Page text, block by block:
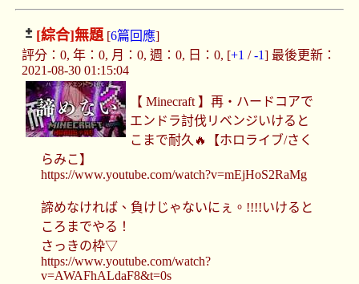
[綜合]無題[6篇回應]
評分：0, 年：0, 月：0, 週：0, 日：0, [+1 /-1] 最後更新：
2021-08-30 01:15:04
【 Minecraft 】再・ハードコアで
エンドラ討伐リベンジいけると
こまで耐久🔥【ホロライブ/さく
らみこ】
https://www.youtube.com/watch?v=mEjHoS2RaMg
諦めなければ、負けじゃないにぇ。!!!!いけると
ころまでやる！
さっきの枠▽
https://www.youtube.com/watch?
v=AWAFhALdaF8&t=0s